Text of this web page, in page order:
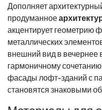
Дополняет
продуманное
акцентирует геометрию
металлических
внешний вид в вечернее
гармоничному
фасады лофт-зданий с
становятся знаковыми